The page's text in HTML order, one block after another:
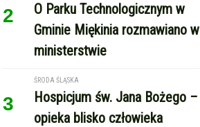
2
O Parku Technologicznym w
Gminie Miękinia rozmawiano w
ministerstwie
3
ŚRODA ŚLĄSKA
Hospicjum św. Jana Bożego –
opieka blisko człowieka